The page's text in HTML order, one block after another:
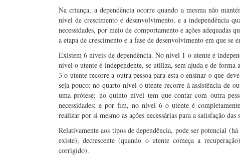
Na criança, a dependência ocorre quando a mesma não
nível de crescimento e desenvolvimento, e a independência
necessidades, por meio de comportamento e ações
a etapa de crescimento e a fase de desenvolvimento em que se
Existem 6 níveis de dependência. No nível 1 o utente é
nível o utente é independente, se utiliza, sem ajuda e de
3 o utente recorre a outra pessoa para esta o ensinar o que
seja pouco; no quarto nível o utente recorre à assistência de
uma prótese; no quinto nível tem que contar com outra
necessidades; e por fim, no nível 6 o utente é
realizar por si mesmo as ações necessárias para a satisfação das
Relativamente aos tipos de dependência, pode ser potencial
existe), decrescente (quando o utente começa a
corrigido).